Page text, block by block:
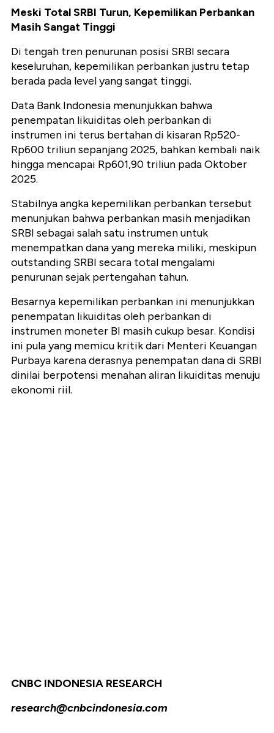
Meski Total SRBI Turun, Kepemilikan Perbankan
Masih Sangat Tinggi
Di tengah tren penurunan posisi SRBI secara
keseluruhan, kepemilikan perbankan justru tetap
berada pada level yang sangat tinggi.
Data Bank Indonesia menunjukkan bahwa
penempatan likuiditas oleh perbankan di
instrumen ini terus bertahan di kisaran Rp520-
Rp600 triliun sepanjang 2025, bahkan kembali naik
hingga mencapai Rp601,90 triliun pada Oktober
2025.
Stabilnya angka kepemilikan perbankan tersebut
menunjukan bahwa perbankan masih menjadikan
SRBI sebagai salah satu instrumen untuk
menempatkan dana yang mereka miliki, meskipun
outstanding SRBI secara total mengalami
penurunan sejak pertengahan tahun.
Besarnya kepemilikan perbankan ini menunjukkan
penempatan likuiditas oleh perbankan di
instrumen moneter BI masih cukup besar. Kondisi
ini pula yang memicu kritik dari Menteri Keuangan
Purbaya karena derasnya penempatan dana di SRBI
dinilai berpotensi menahan aliran likuiditas menuju
ekonomi riil.
CNBC INDONESIA RESEARCH
research@cnbcindonesia.com